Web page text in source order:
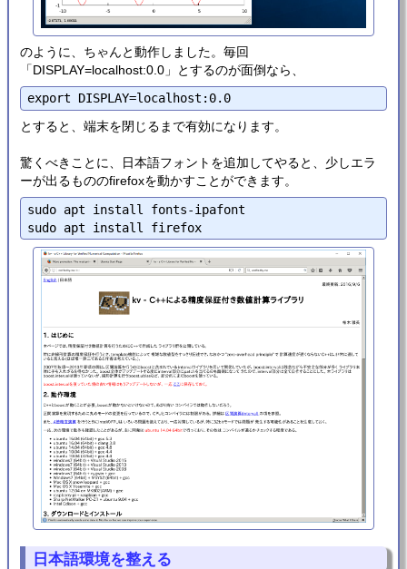
のように、ちゃんと動作しました。毎回
「DISPLAY=localhost:0.0」とするのが面倒なら、
とすると、端末を閉じるまで有効になります。
驚くべきことに、日本語フォントを追加してやると、少しエラ
ーが出るもののfirefoxを動かすことができます。
sudo apt install fonts-ipafont
日本語環境を整える